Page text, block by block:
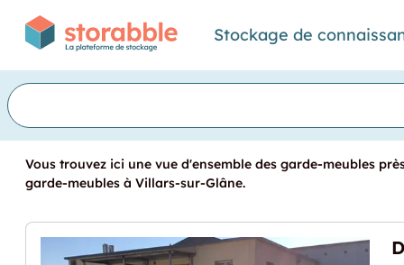
Stockage de
Vous trouvez ici une vue d'ensemble des garde-meubles
garde-meubles à Villars-sur-Glâne.